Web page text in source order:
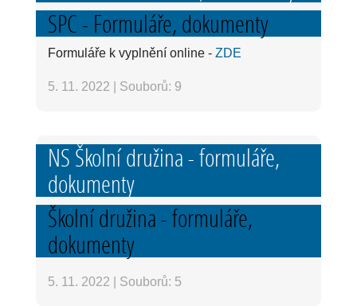
SPC - Formuláře, dokumenty
Formuláře k vyplnění online - ZDE
5. 11. 2022 Souborů: 9
NS Školní družina - formuláře,
dokumenty
Školní družina - formuláře,
dokumenty
5. 11. 2022 Souborů: 5